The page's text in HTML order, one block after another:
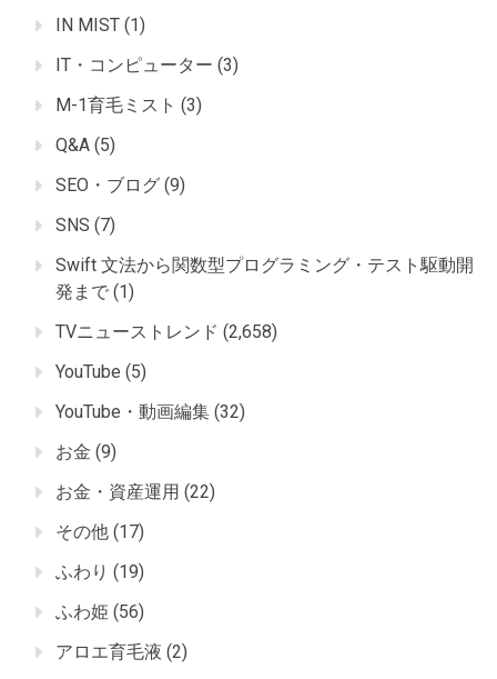
IN MIST (1)
IT・コンピューター (3)
M-1育毛ミスト (3)
Q&A (5)
SEO・ブログ (9)
SNS (7)
Swift 文法から関数型プログラミング・テスト駆動開
発まで (1)
TVニューストレンド (2,658)
YouTube (5)
YouTube・動画編集 (32)
お金 (9)
お金・資産運用 (22)
その他 (17)
ふわり (19)
ふわ姫 (56)
アロエ育毛液 (2)